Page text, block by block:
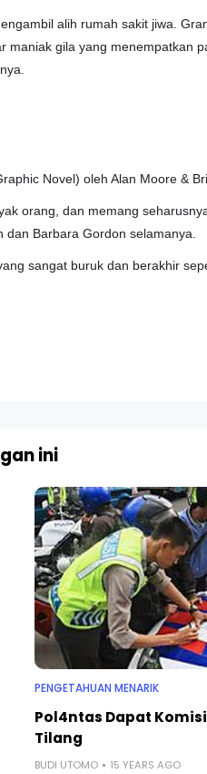
alih rumah sakit jiwa.
maniak gila yang menempatkan
Novel) oleh Alan Moore &
orang, dan memang
Barbara Gordon selamanya.
sangat buruk dan berakhir
ini
PENGETAHUAN MENARIK
Pol4ntas Dapat Komisi
Tilang
BUDI UTOMO 15 YEARS AGO